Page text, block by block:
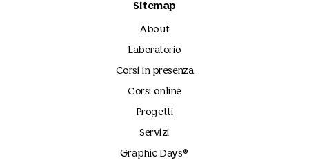
Sitemap
About
Laboratorio
Corsi in presenza
Corsi online
Progetti
Servizi
Graphic Days®